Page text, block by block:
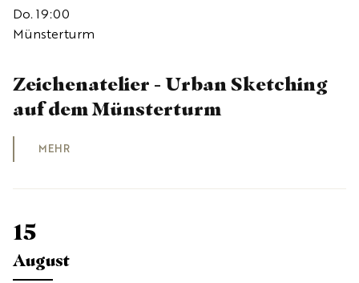
Do. 19:00
Münsterturm
Zeichenatelier - Urban Sketching
auf dem Münsterturm
MEHR
15
August